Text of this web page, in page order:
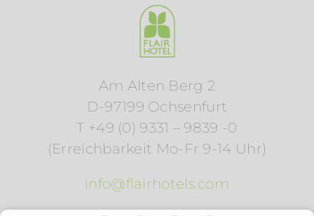
Am Alten Berg 2
D-97199 Ochsenfurt
T +49 (0) 9331 – 9839 -0
(Erreichbarkeit Mo-Fr 9-14 Uhr)
info@flairhotels.com